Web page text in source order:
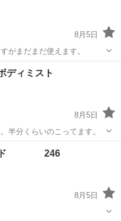
8月5日
がまだまだ使えます。
ディミスト
8月5日
半分くらいのこってます。
ッド 246
8月5日